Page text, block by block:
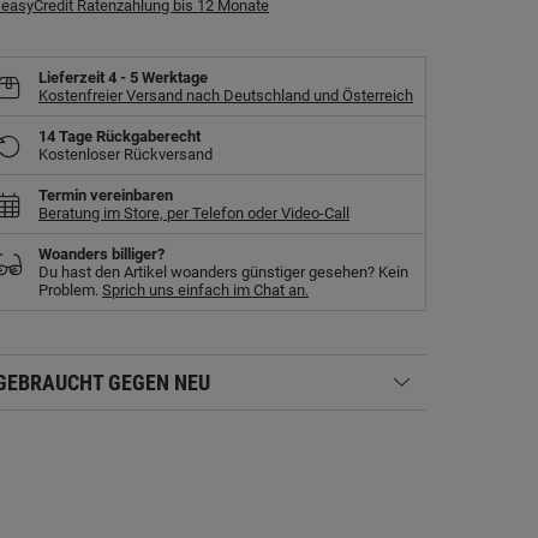
Ratenzahlung bis 12 Monate
Lieferzeit 4 - 5 Werktage
Kostenfreier Versand nach Deutschland und Österreich
14 Tage Rückgaberecht
Kostenloser Rückversand
Termin vereinbaren
Beratung im Store, per Telefon oder Video-Call
Woanders billiger?
Du hast den Artikel woanders günstiger gesehen? Kein
Problem. Sprich uns einfach im Chat an.
GEGEN NEU